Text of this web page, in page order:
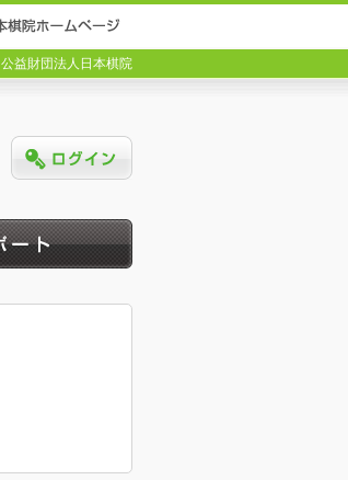
公益財団法人日本棋院